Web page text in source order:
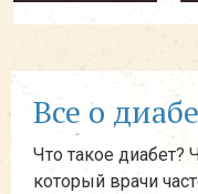
Все о
Что такое диабет?
который врачи